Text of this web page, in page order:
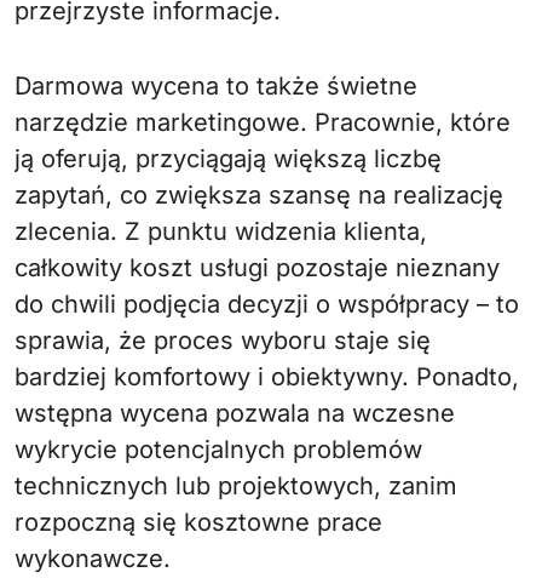
przejrzyste informacje.
Darmowa wycena to także świetne
narzędzie marketingowe. Pracownie, które
ją oferują, przyciągają większą liczbę
zapytań, co zwiększa szansę na realizację
zlecenia. Z punktu widzenia klienta,
całkowity koszt usługi pozostaje nieznany
do chwili podjęcia decyzji o współpracy – to
sprawia, że proces wyboru staje się
bardziej komfortowy i obiektywny. Ponadto,
wstępna wycena pozwala na wczesne
wykrycie potencjalnych problemów
technicznych lub projektowych, zanim
rozpoczną się kosztowne prace
wykonawcze.